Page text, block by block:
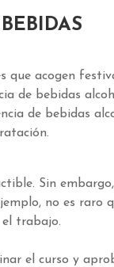
que acogen
de bebidas
de bebidas
Sin
no es raro
el trabajo.
el curso y